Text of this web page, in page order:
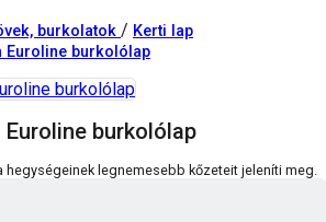
burkolatok / Kerti lap
Euroline burkolólap
burkolólap
hegységeinek legnemesebb kőzeteit jeleníti meg.